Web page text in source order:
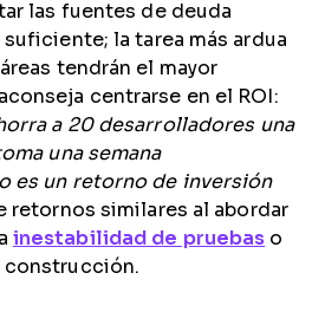
las fuentes de deuda
la tarea más ardua
tendrán el mayor
centrarse en el ROI:
a 20 desarrolladores una
una semana
es un retorno de inversión
retornos similares al abordar
inestabilidad de pruebas o
construcción.